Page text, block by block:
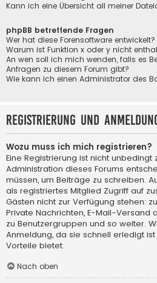
Kann ich eine Übersicht all meiner
phpBB betreffende Fragen
Wer hat diese Forensoftware entwickelt?
Warum ist Funktion x oder y nicht
An wen soll ich mich wenden, falls es
Anfragen zu diesem Forum gibt?
Wie kann ich einen Administrator des
Registrierung und
Wozu muss ich mich registrieren?
Eine Registrierung ist nicht
Administration dieses Forums
müssen, um Beiträge zu schreiben.
als registriertes Mitglied Zugriff auf
Gästen nicht zur Verfügung stehen:
Private Nachrichten, E-Mail-Versand
zu Benutzergruppen und so weiter.
Anmeldung, da sie schnell erledigt
Vorteile bietet.
Nach oben